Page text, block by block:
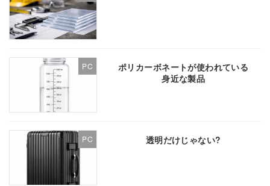
PC
ポリカーボネートが使われている
身近な製品
PC 透明だけじゃない?